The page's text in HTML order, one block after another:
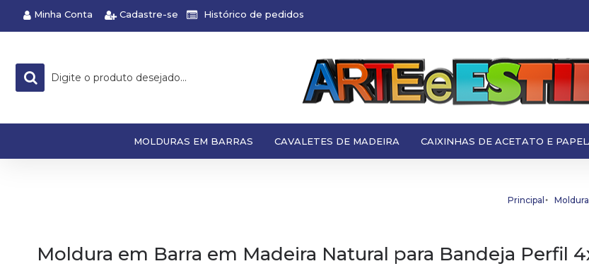
Minha Conta Cadastre-se Histórico de pedidos
MOLDURAS EM BARRAS CAVALETES DE MADEIRA CAIXINHAS DE ACETATO E
Principal
Moldura em Barra em Madeira Natural para Bandeja Perfil